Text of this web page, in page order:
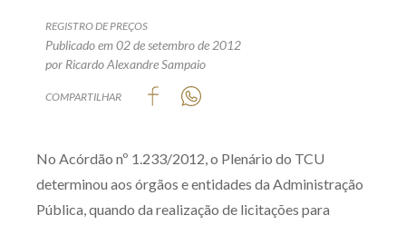
Encarregado (contato)
Zênite Fácil IA
Zênite Play
Orientação por Escrito
REGISTRO DE PREÇOS
Publicado em 02 de setembro de 2012
por Ricardo Alexandre Sampaio
COMPARTILHAR
No Acórdão nº 1.233/2012, o Plenário do TCU
determinou aos órgãos e entidades da Administração
Pública, quando da realização de licitações para